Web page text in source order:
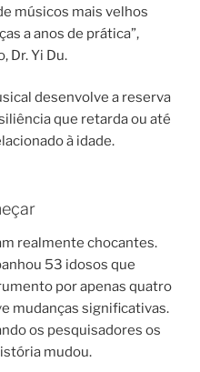
músicos mais velhos
a anos de prática”,
Dr. Yi Du.
desenvolve a reserva
que retarda ou até
à idade.
realmente chocantes.
53 idosos que
por apenas quatro
mudanças significativas.
os pesquisadores os
mudou.